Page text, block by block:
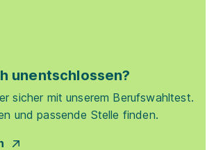
unentschlossen?
sicher mit unserem Berufswahltest.
und passende Stelle finden.